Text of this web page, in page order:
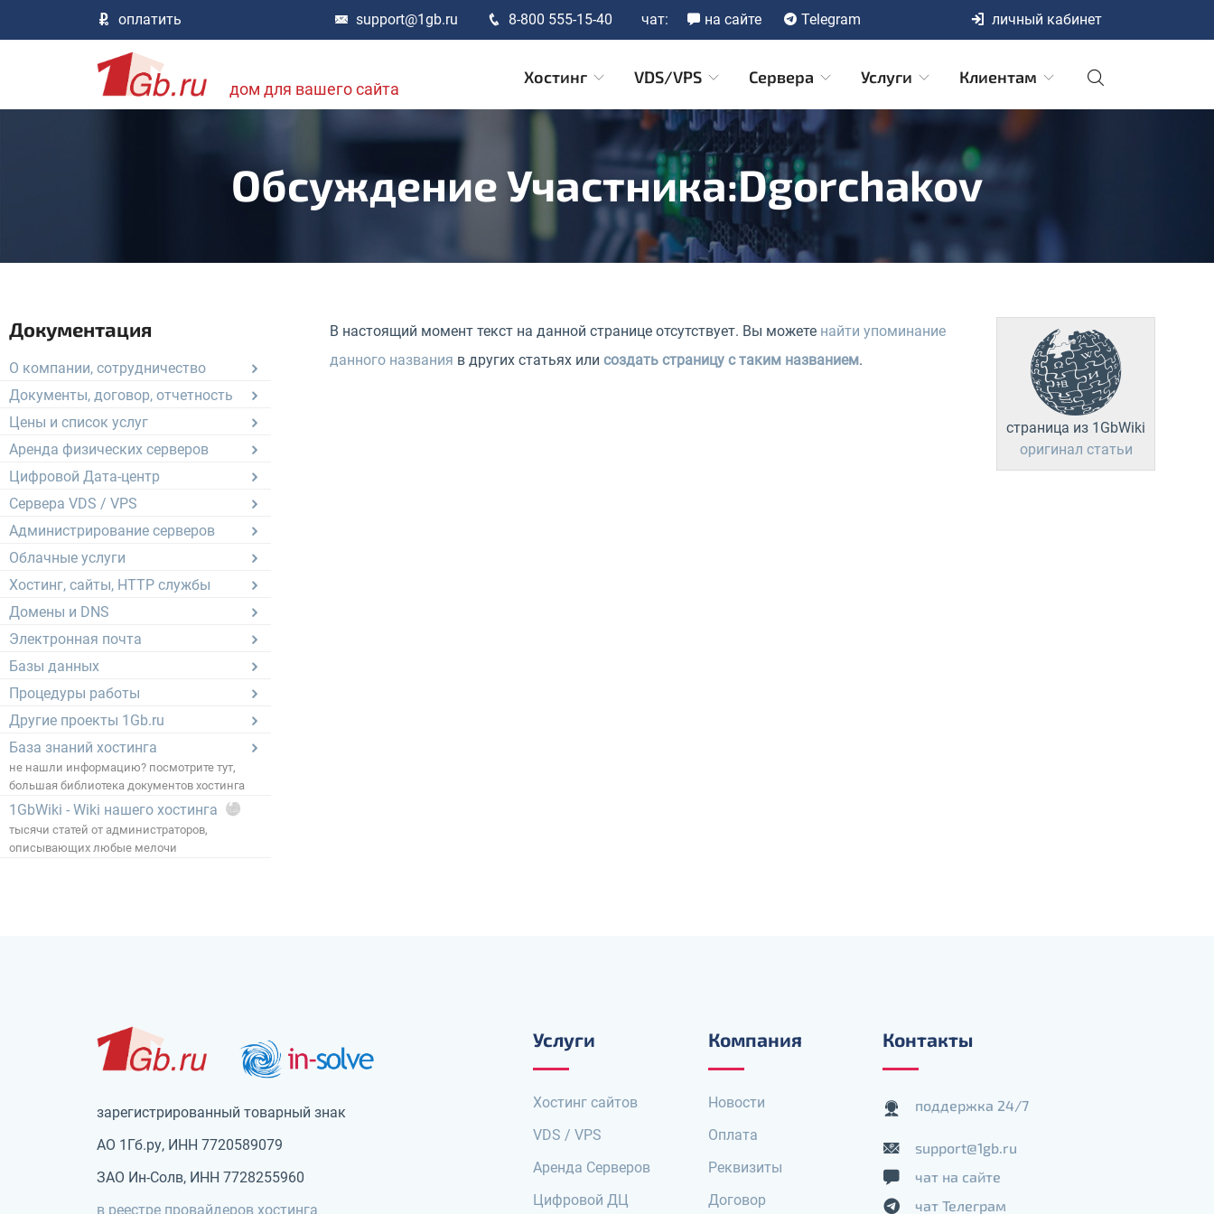
оплатить support@1gb.ru 8-800 555-15-40 чат: на сайте Telegram личный кабинет
дом для вашего сайта
Хостинг VDS/VPS Сервера Услуги Клиентам
Обсуждение Участника:Dgorchakov
Документация
О компании, сотрудничество
Документы, договор, отчетность
Цены и список услуг
Аренда физических серверов
Цифровой Дата-центр
Сервера VDS / VPS
Администрирование серверов
Облачные услуги
Хостинг, сайты, HTTP службы
Домены и DNS
Электронная почта
Базы данных
Процедуры работы
Другие проекты 1Gb.ru
База знаний хостинга
не нашли информацию? посмотрите тут,
большая библиотека документов хостинга
1GbWiki - Wiki нашего хостинга
тысячи статей от администраторов,
описывающих любые мелочи
страница из 1GbWiki
оригинал статьи
В настоящий момент текст на данной странице отсутствует. Вы можете найти упоминание
данного названия в других статьях или создать страницу с таким названием.
зарегистрированный товарный знак
АО 1Гб.ру, ИНН 7720589079
ЗАО Ин-Солв, ИНН 7728255960
в реестре провайдеров хостинга
Услуги
Хостинг сайтов
VDS / VPS
Аренда Серверов
Цифровой ДЦ
Компания
Новости
Оплата
Реквизиты
Договор
Контакты
поддержка 24/7
support@1gb.ru
чат на сайте
чат Телеграм